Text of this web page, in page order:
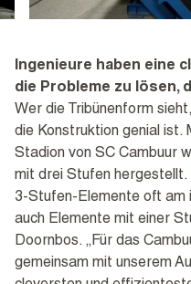
Ingenieure haben eine
die Probleme zu lösen,
Wer die Tribünenform
die Konstruktion genial ist.
Stadion von SC Cambuur
mit drei Stufen hergestellt.
3-Stufen-Elemente oft am
auch Elemente mit einer
Doornbos. „Für das
gemeinsam mit unserem